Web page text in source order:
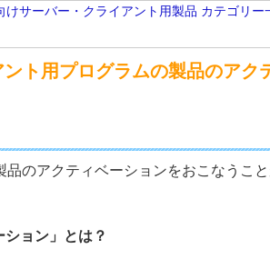
けサーバー・クライアント用製品 カテゴリー
ント用プログラムの製品のアク
品のアクティベーションをおこなうこ
ョン」とは？